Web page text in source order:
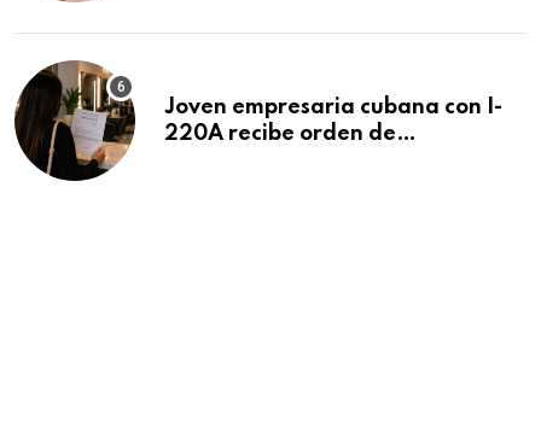
Joven empresaria cubana con I-
220A recibe orden de